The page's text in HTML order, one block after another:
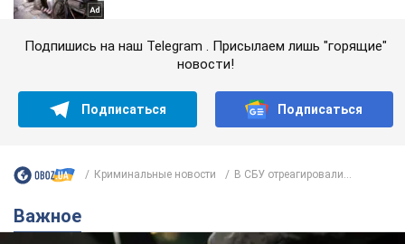
Подпишись на наш Telegram . Присылаем лишь "горящие"
новости!
Подписаться Подписаться
Криминальные новости В СБУ отреагировали...
Важное